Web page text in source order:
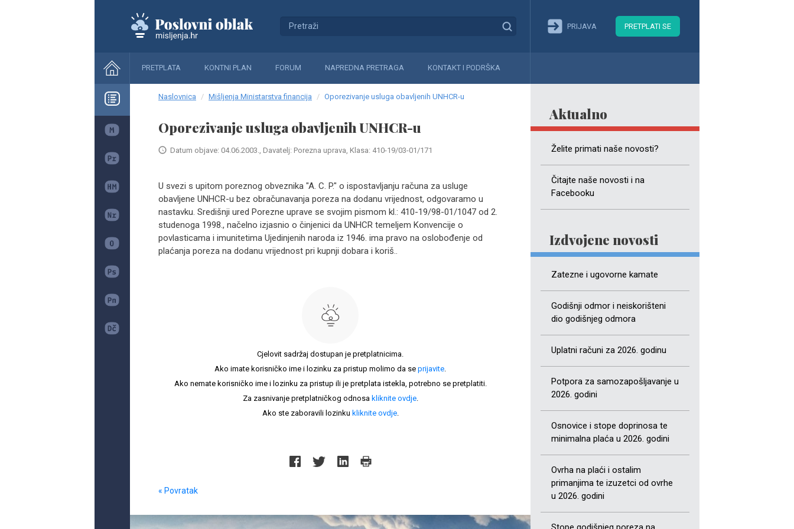
PRIJAVA PRETPLATI SE
PRETPLATA KONTNI PLAN FORUM NAPREDNA PRETRAGA KONTAKT I PODRŠKA
Aktualno
Želite primati naše novosti?
Čitajte naše novosti i na
Facebooku
Izdvojene novosti
Zatezne i ugovorne kamate
Godišnji odmor i neiskorišteni
dio godišnjeg odmora
Uplatni računi za 2026. godinu
Potpora za samozapošljavanje u
2026. godini
Osnovice i stope doprinosa te
minimalna plaća u 2026. godini
Ovrha na plaći i ostalim
primanjima te izuzetci od ovrhe
u 2026. godini
Naslovnica Mišljenja Ministarstva financija Oporezivanje usluga obavljenih UNHCR-u
Oporezivanje usluga obavljenih UNHCR-u
Datum objave: 04.06.2003., Davatelj: Porezna uprava, Klasa: 410-19/03-01/171
U svezi s upitom poreznog obveznika "A. C. P." o ispostavljanju računa za usluge
obavljene UNHCR-u bez obračunavanja poreza na dodanu vrijednost, odgovaramo u
nastavku. Središnji ured Porezne uprave se svojim pismom kl.: 410-19/98-01/1047 od 2.
studenoga 1998., načelno izjasnio o činjenici da UNHCR temeljem Konvencije o
povlasticama i imunitetima Ujedinjenih naroda iz 1946. ima pravo na oslobođenje od
plaćanja poreza na dodanu vrijednost pri kupnji dobara i koriš..
Cjelovit sadržaj dostupan je pretplatnicima.
Ako imate korisničko ime i lozinku za pristup molimo da se prijavite.
Ako nemate korisničko ime i lozinku za pristup ili je pretplata istekla, potrebno se pretplatiti.
Za zasnivanje pretplatničkog odnosa kliknite ovdje.
Ako ste zaboravili lozinku kliknite ovdje.
« Povratak